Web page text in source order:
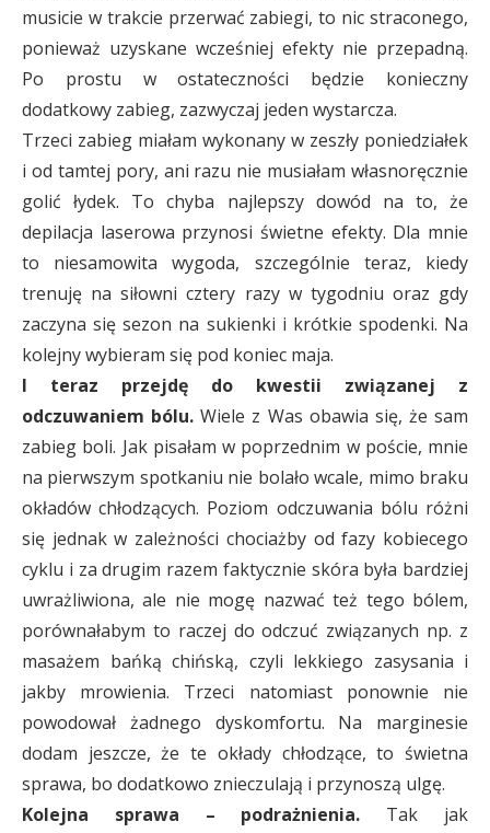
musicie w trakcie przerwać zabiegi, to nic straconego,
ponieważ uzyskane wcześniej efekty nie przepadną.
Po prostu w ostateczności będzie konieczny
dodatkowy zabieg, zazwyczaj jeden wystarcza.
Trzeci zabieg miałam wykonany w zeszły poniedziałek
i od tamtej pory, ani razu nie musiałam własnoręcznie
golić łydek. To chyba najlepszy dowód na to, że
depilacja laserowa przynosi świetne efekty. Dla mnie
to niesamowita wygoda, szczególnie teraz, kiedy
trenuję na siłowni cztery razy w tygodniu oraz gdy
zaczyna się sezon na sukienki i krótkie spodenki. Na
kolejny wybieram się pod koniec maja.
I teraz przejdę do kwestii związanej z
odczuwaniem bólu. Wiele z Was obawia się, że sam
zabieg boli. Jak pisałam w poprzednim w poście, mnie
na pierwszym spotkaniu nie bolało wcale, mimo braku
okładów chłodzących. Poziom odczuwania bólu różni
się jednak w zależności chociażby od fazy kobiecego
cyklu i za drugim razem faktycznie skóra była bardziej
uwrażliwiona, ale nie mogę nazwać też tego bólem,
porównałabym to raczej do odczuć związanych np. z
masażem bańką chińską, czyli lekkiego zasysania i
jakby mrowienia. Trzeci natomiast ponownie nie
powodował żadnego dyskomfortu. Na marginesie
dodam jeszcze, że te okłady chłodzące, to świetna
sprawa, bo dodatkowo znieczulają i przynoszą ulgę.
Kolejna sprawa – podrażnienia. Tak jak